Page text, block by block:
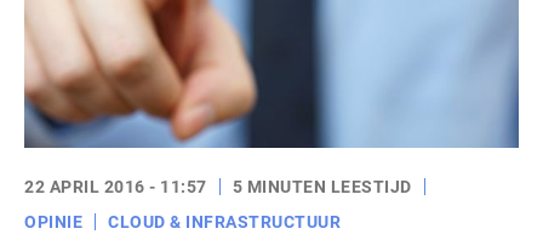
22 APRIL 2016 - 11:57
5 MINUTEN LEESTIJD
OPINIE
CLOUD & INFRASTRUCTUUR